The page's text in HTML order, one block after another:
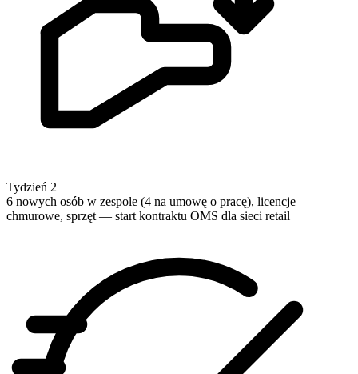
Tydzień 2
6 nowych osób w zespole (4 na umowę o pracę), licencje
chmurowe, sprzęt — start kontraktu OMS dla sieci retail